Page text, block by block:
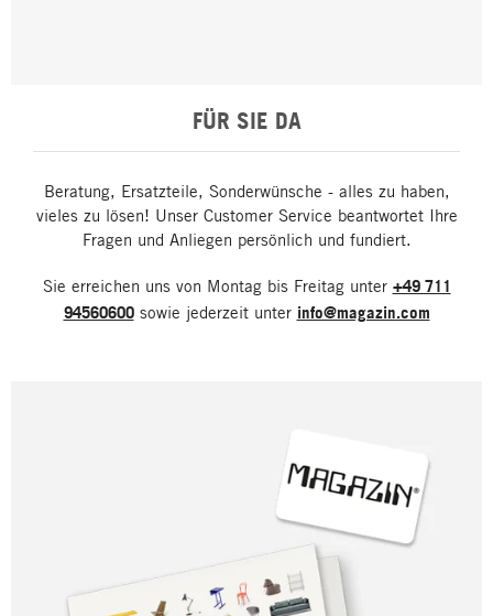
FÜR SIE DA
Beratung, Ersatzteile, Sonderwünsche - alles zu haben,
vieles zu lösen! Unser Customer Service beantwortet Ihre
Fragen und Anliegen persönlich und fundiert.
Sie erreichen uns von Montag bis Freitag unter +49 711
94560600sowie jederzeit unter info@magazin.com